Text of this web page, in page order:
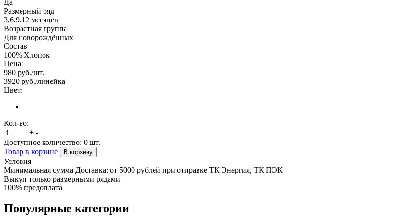
Да
Размерный ряд
3,6,9,12 месяцев
Возрастная группа
Для новорождённых
Состав
100% Хлопок
Цена:
980 руб./шт.
3920 руб./линейка
Цвет:
Кол-во:
+ -
Доступное количество: 0 шт.
Товар в корзине
В корзину
Условия
Минимальная сумма Доставка: от 5000 рублей при отправке ТК Энергия, ТК ПЭК
Выкуп только размерными рядами
100% предоплата
Популярные категории